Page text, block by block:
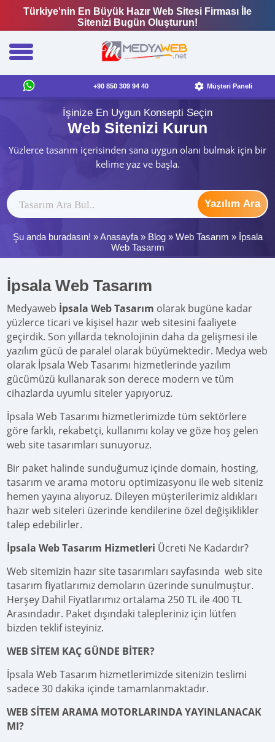
Türkiye'nin En Büyük Hazır Web Sitesi Firması İle
Sitenizi Bugün Oluşturun!
+90 850 309 94 40 Müşteri Paneli
İşinize En Uygun Konsepti Seçin
Web Sitenizi Kurun
Yüzlerce tasarım içerisinden sana uygun olanı bulmak için bir
kelime yaz ve başla.
Yazılım Ara
Şu anda buradasın! »Anasayfa» Blog» Web Tasarım » İpsala
Web Tasarım
İpsala Web Tasarım
Medyaweb İpsala Web Tasarım olarak bugüne kadar
yüzlerce ticari ve kişisel hazır web sitesini faaliyete
geçirdik. Son yıllarda teknolojinin daha da gelişmesi ile
yazılım gücü de paralel olarak büyümektedir. Medya web
olarak İpsala Web Tasarımı hizmetlerinde yazılım
gücümüzü kullanarak son derece modern ve tüm
cihazlarda uyumlu siteler yapıyoruz.
İpsala Web Tasarımı hizmetlerimizde tüm sektörlere
göre farklı, rekabetçi, kullanımı kolay ve göze hoş gelen
web site tasarımları sunuyoruz.
Bir paket halinde sunduğumuz içinde domain, hosting,
tasarım ve arama motoru optimizasyonu ile web siteniz
hemen yayına alıyoruz. Dileyen müşterilerimiz aldıkları
hazır web siteleri üzerinde kendilerine özel değişiklikler
talep edebilirler.
İpsala Web Tasarım Hizmetleri Ücreti Ne Kadardır?
Web sitemizin hazır site tasarımları sayfasında web site
tasarım fiyatlarımız demoların üzerinde sunulmuştur.
Herşey Dahil Fiyatlarımız ortalama 250 TL ile 400 TL
Arasındadır. Paket dışındaki talepleriniz için lütfen
bizden teklif isteyiniz.
WEB SİTEM KAÇ GÜNDE BİTER?
İpsala Web Tasarım hizmetlerimizde sitenizin teslimi
sadece 30 dakika içinde tamamlanmaktadır.
WEB SİTEM ARAMA MOTORLARINDA YAYINLANACAK
MI?